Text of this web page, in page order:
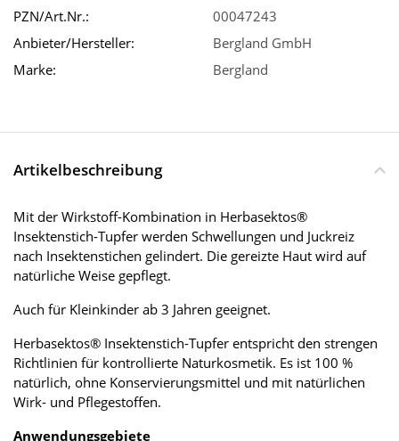
PZN/Art.Nr.:
00047243
Anbieter/Hersteller:
Bergland GmbH
Marke:
Bergland
Artikelbeschreibung
Mit der Wirkstoff-Kombination in Herbasektos®
Insektenstich-Tupfer werden Schwellungen und Juckreiz
nach Insektenstichen gelindert. Die gereizte Haut wird auf
natürliche Weise gepflegt.
Auch für Kleinkinder ab 3 Jahren geeignet.
Herbasektos® Insektenstich-Tupfer entspricht den strengen
Richtlinien für kontrollierte Naturkosmetik. Es ist 100 %
natürlich, ohne Konservierungsmittel und mit natürlichen
Wirk- und Pflegestoffen.
Anwendungsgebiete